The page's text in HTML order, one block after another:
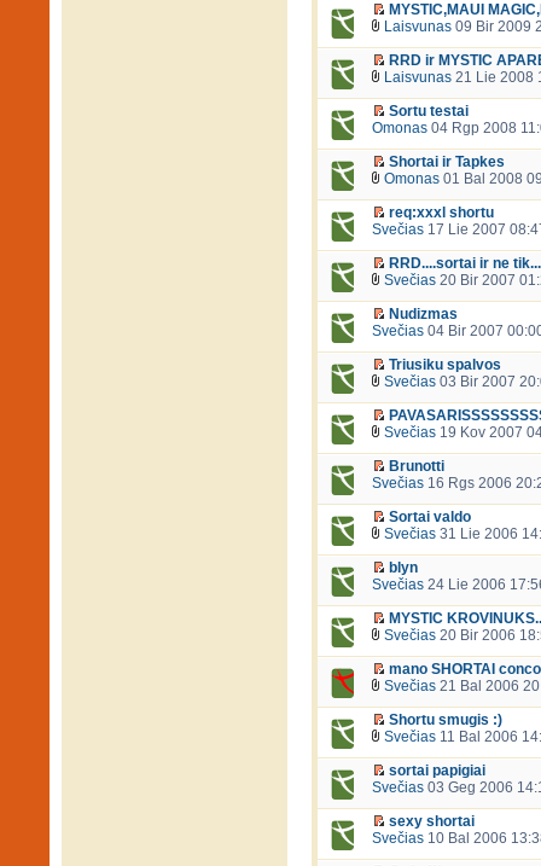
MYSTIC,MAUI
Laisvunas 09 Bir 2009
RRD ir MYSTIC
Laisvunas 21 Lie 2008
Sortu testai
Omonas 04 Rgp 2008
Shortai ir Tapkes
Omonas 01 Bal 2008
req:xxxl shortu
Svečias 17 Lie 2007
RRD....sortai ir ne
Svečias 20 Bir 2007
Nudizmas
Svečias 04 Bir 2007
Triusiku spalvos
Svečias 03 Bir 2007
Svečias 19 Kov 2007
Brunotti
Svečias 16 Rgs 2006
Sortai valdo
Svečias 31 Lie 2006
blyn
Svečias 24 Lie 2006
MYSTIC
Svečias 20 Bir 2006
mano SHORTAI
Svečias 21 Bal 2006
Shortu smugis :)
Svečias 11 Bal 2006
sortai papigiai
Svečias 03 Geg 2006
sexy shortai
Svečias 10 Bal 2006